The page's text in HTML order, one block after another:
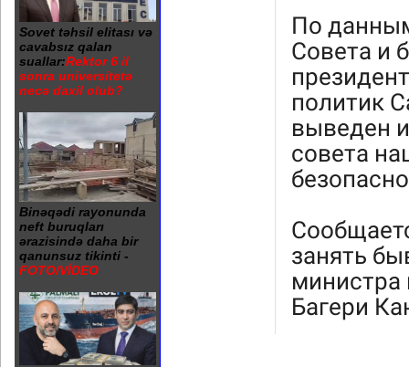
Sovet təhsil elitası və
cavabsız qalan
suallar:Rektor 6 il
sonra universitetə
necə daxil olub?
Binəqədi rayonunda
neft buruqları
ərazisində daha bir
qanunsuz tikinti -
FOTO/VİDEO